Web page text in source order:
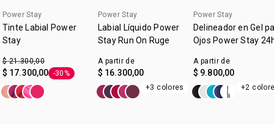
para quedarse. ¿Qué esperás para sumarlo a tu look? No
vas a querer dejar de usarlo nunca.
Power Stay
Tinte Labial Power
Stay
$ 21.300,00
$ 17.300,00 Etiqueta -30%
-30%
Power Stay
Labial Líquido Power
Stay Run On Ruge
A partir de
$ 16.300,00
+3 colores
Power Stay
Delineador en Gel
Ojos Power Stay
A partir de
$ 9.800,00
+2